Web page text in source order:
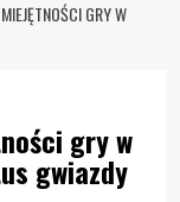
GRY W
gry w
gwiazdy